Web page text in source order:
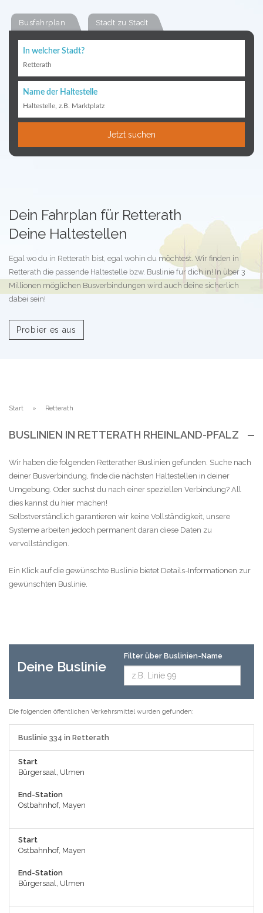
Busfahrplan Stadt zu Stadt
In welcher Stadt?
Retterath
Name der Haltestelle
Haltestelle, z.B. Marktplatz
Jetzt suchen
Dein Fahrplan für Retterath
Deine Haltestellen
Egal wo du in Retterath bist, egal wohin du möchtest. Wir finden in
Retterath die passende Haltestelle bzw. Buslinie für dich in! In über 3
Millionen möglichen Busverbindungen wird auch deine sicherlich
dabei sein!
Probier es aus
Start Retterath
BUSLINIEN IN RETTERATH RHEINLAND-PFALZ
Wir haben die folgenden Retterather Buslinien gefunden. Suche nach
deiner Busverbindung, finde die nächsten Haltestellen in deiner
Umgebung. Oder suchst du nach einer speziellen Verbindung? All
dies kannst du hier machen!
Selbstverständlich garantieren wir keine Vollständigkeit, unsere
Systeme arbeiten jedoch permanent daran diese Daten zu
vervollständigen.
Ein Klick auf die gewünschte Buslinie bietet Details-Informationen zur
gewünschten Buslinie.
Deine Buslinie
Filter über Buslinien-Name
Die folgenden öffentlichen Verkehrsmittel wurden gefunden:
Buslinie 334 in Retterath
Start
Bürgersaal, Ulmen
End-Station
Ostbahnhof, Mayen
Start
Ostbahnhof, Mayen
End-Station
Bürgersaal, Ulmen